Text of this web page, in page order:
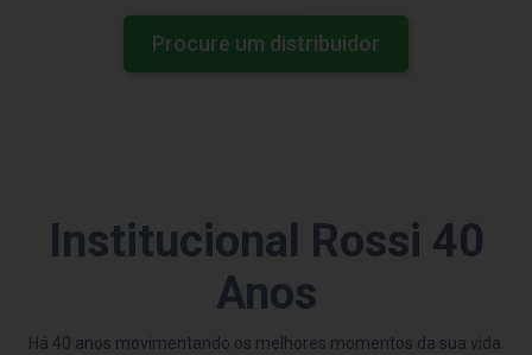
Procure um distribuidor
Institucional Rossi 40
Anos
Há 40 anos movimentando os melhores momentos da sua vida.